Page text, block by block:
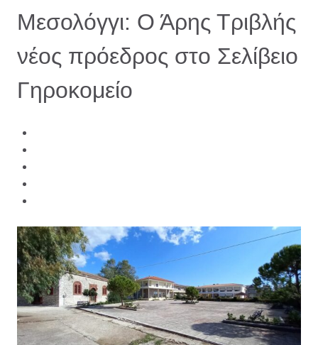
Μεσολόγγι: Ο Άρης Τριβλής
νέος πρόεδρος στο Σελίβειο
Γηροκομείο